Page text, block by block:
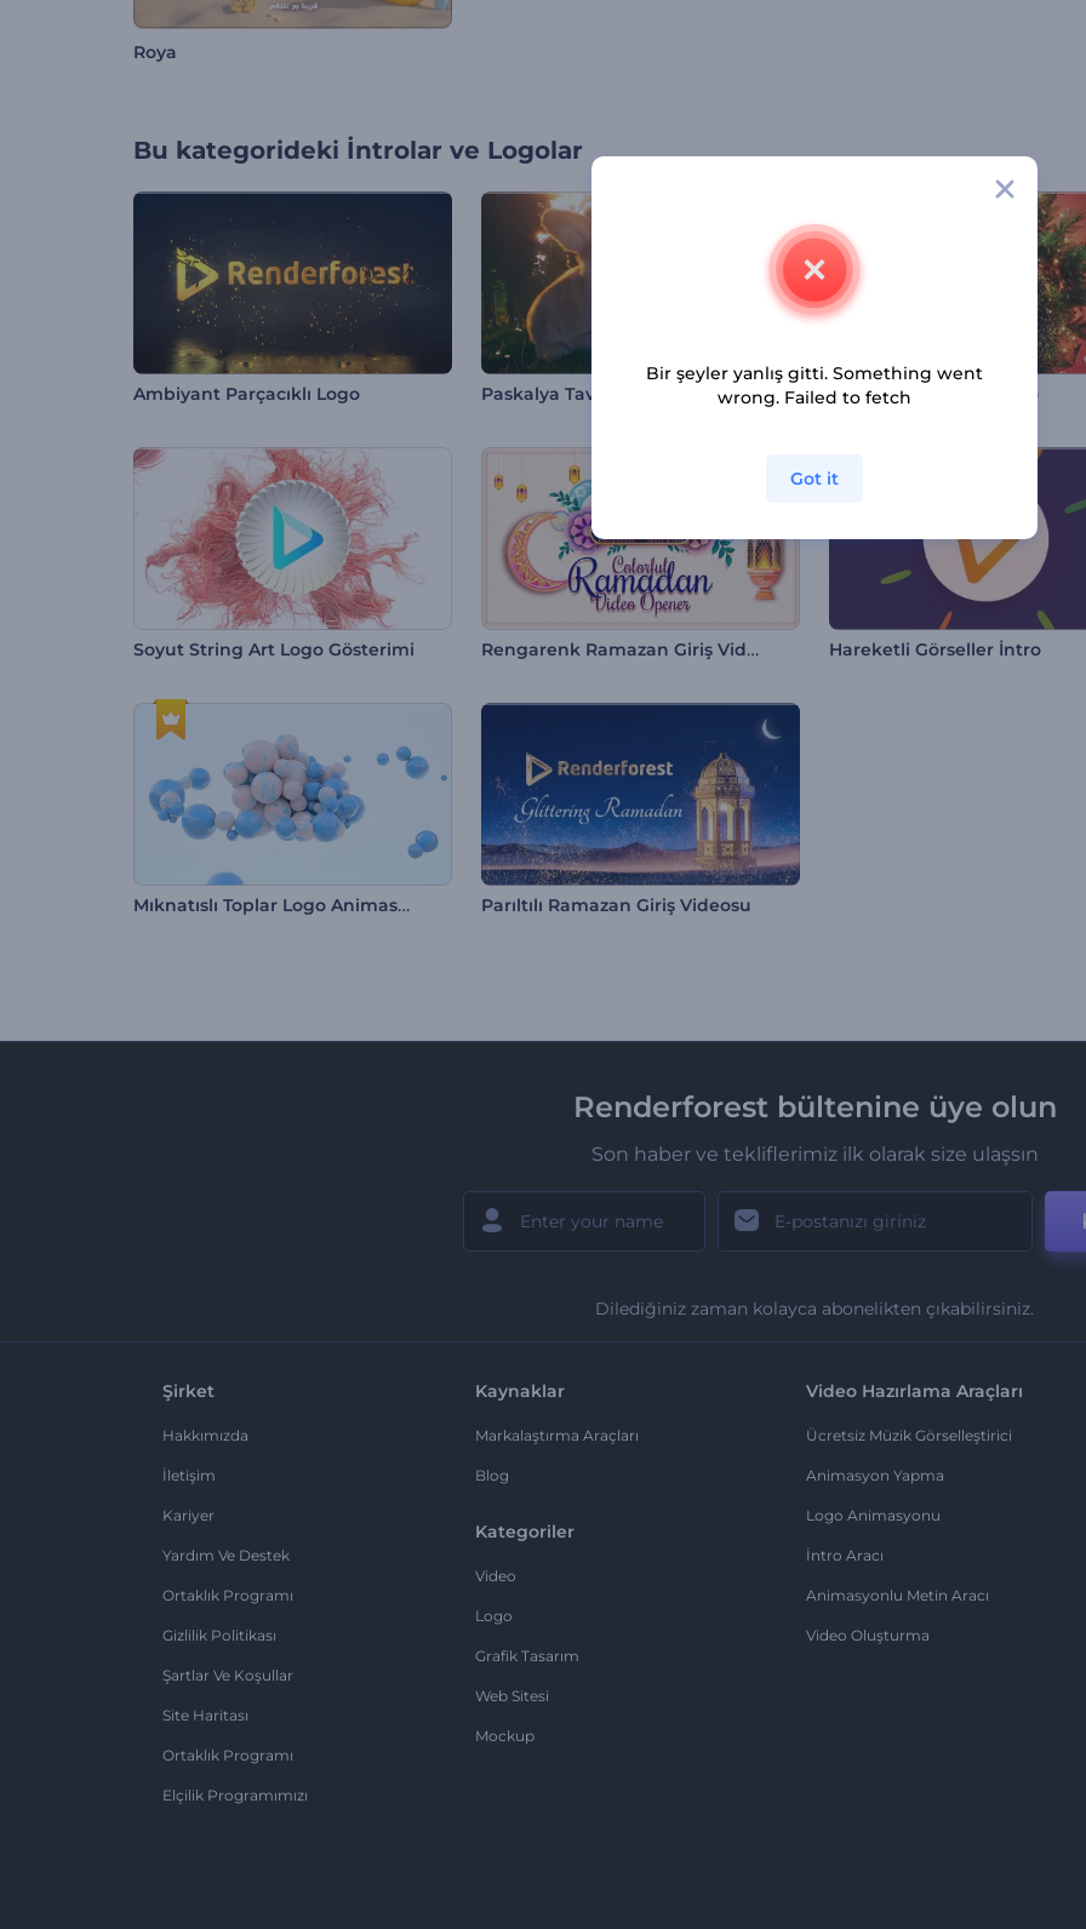
Roya
Bu kategorideki İntrolar ve Logolar
Ambiyant Parçacıklı Logo Paskalya Tavşanı Maceraları Neşeli Noel Topları İntro
Soyut String Art Logo Gösterimi Rengarenk Ramazan Giriş Videosu Hareketli Görseller İntro
Mıknatıslı Toplar Logo Animasyonu Parıltılı Ramazan Giriş Videosu
Renderforest bültenine üye olun
Son haber ve tekliflerimiz ilk olarak size ulaşsın
Dilediğiniz zaman kolayca abonelikten çıkabilirsiniz.
Şirket
Hakkımızda
İletişim
Kariyer
Yardım Ve Destek
Ortaklık Programı
Gizlilik Politikası
Şartlar Ve Koşullar
Site Haritası
Ortaklık Programı
Elçilik Programımızı
Kaynaklar
Markalaştırma Araçları
Blog
Kategoriler
Video
Logo
Grafik Tasarım
Web Sitesi
Mockup
Video Hazırlama Araçları
Ücretsiz Müzik Görselleştirici
Animasyon Yapma
Logo Animasyonu
İntro Aracı
Animasyonlu Metin Aracı
Video Oluşturma
Bir şeyler yanlış gitti. Something went
wrong. Failed to fetch
Got it